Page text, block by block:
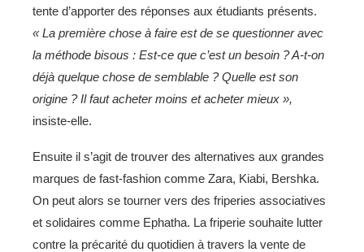
tente d’apporter des réponses aux étudiants présents.
« La première chose à faire est de se questionner avec
la méthode bisous : Est-ce que c’est un besoin ?A-t-on
déjà quelque chose de semblable ?Quelle est son
origine ?Il faut acheter moins et acheter mieux »,
insiste-elle.
Ensuite il s’agit de trouver des alternatives aux grandes
marques de fast-fashion comme Zara, Kiabi, Bershka.
On peut alors se tourner vers des friperies associatives
et solidaires comme Ephatha. La friperie souhaite lutter
contre la précarité du quotidien à travers la vente de